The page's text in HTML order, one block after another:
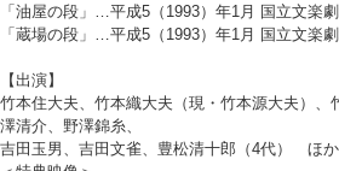
「油屋の段」…平成5（1993）年1月 国立文楽
「蔵場の段」…平成5（1993）年1月 国立文楽
【出演】
竹本住大夫、竹本織大夫（現・竹本源大夫）、
澤清介、野澤錦糸、
吉田玉男、吉田文雀、豊松清十郎（4代） ほか